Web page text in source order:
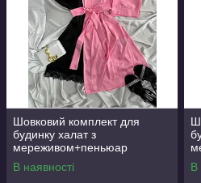
Шовковий комплект для
будинку халат з
мереживом+пеньюар
атлас,шовк
В наявності В